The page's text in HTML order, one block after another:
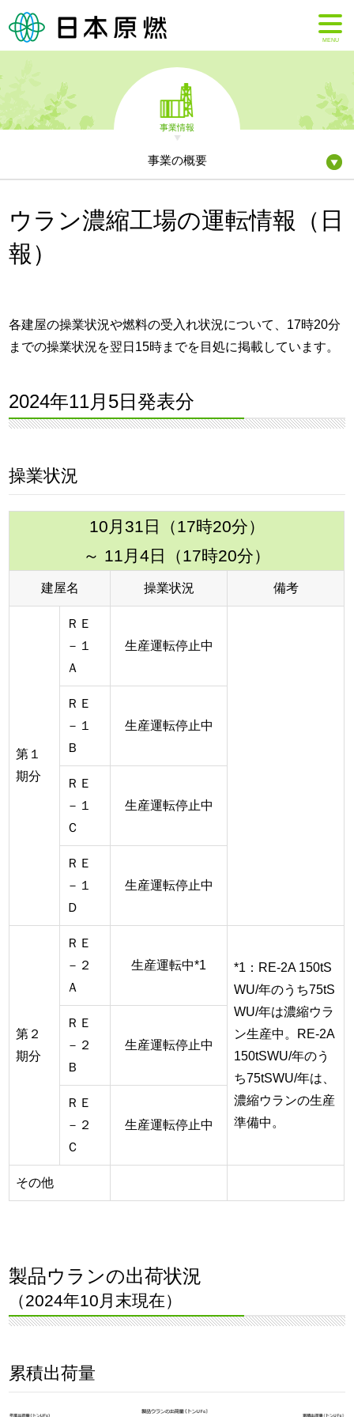
MENU
事業情報
事業の概要
ウラン濃縮工場の運転情報（日
報）
各建屋の操業状況や燃料の受入れ状況について、17時20分
までの操業状況を翌日15時までを目処に掲載しています。
2024年11月5日発表分
操業状況
10月31日（17時20分）
～ 11月4日（17時20分）
建屋名 操業状況 備考
第１
期分
ＲＥ
－１
Ａ
生産運転停止中
ＲＥ
－１
Ｂ
生産運転停止中
ＲＥ
－１
Ｃ
生産運転停止中
ＲＥ
－１
Ｄ
生産運転停止中
第２
期分
ＲＥ
－２
Ａ
生産運転中*1
*1：RE-2A 150tS
WU/年のうち75tS
WU/年は濃縮ウラ
ン生産中。RE-2A
150tSWU/年のう
ち75tSWU/年は、
濃縮ウランの生産
準備中。
ＲＥ
－２
Ｂ
生産運転停止中
ＲＥ
－２
Ｃ
生産運転停止中
その他
製品ウランの出荷状況
（2024年10月末現在）
累積出荷量